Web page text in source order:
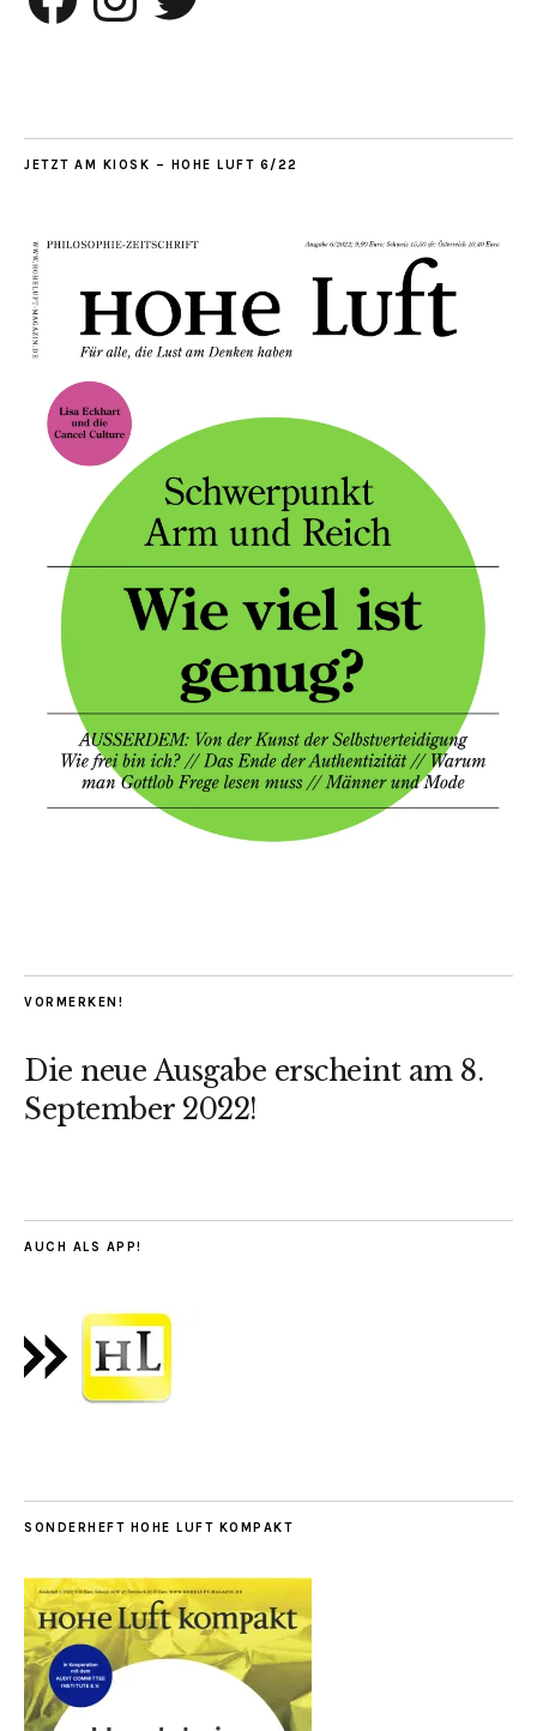
JETZT AM KIOSK – HOHE LUFT 6/22
VORMERKEN!
Die neue Ausgabe erscheint am 8.
September 2022!
AUCH ALS APP!
SONDERHEFT HOHE LUFT KOMPAKT